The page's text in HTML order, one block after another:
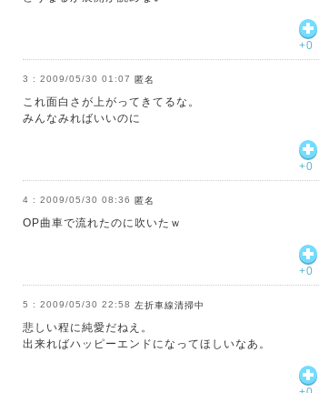
+0
2009/05/30 01:07 匿名
これ面白さが上がってきてるな。
みんなみればいいのに
+0
2009/05/30 08:36 匿名
OP曲車で流れたのに吹いたｗ
+0
2009/05/30 22:58 左折車線清掃中
悲しい程に純愛だねえ。
出来ればハッピーエンドになってほしいなあ。